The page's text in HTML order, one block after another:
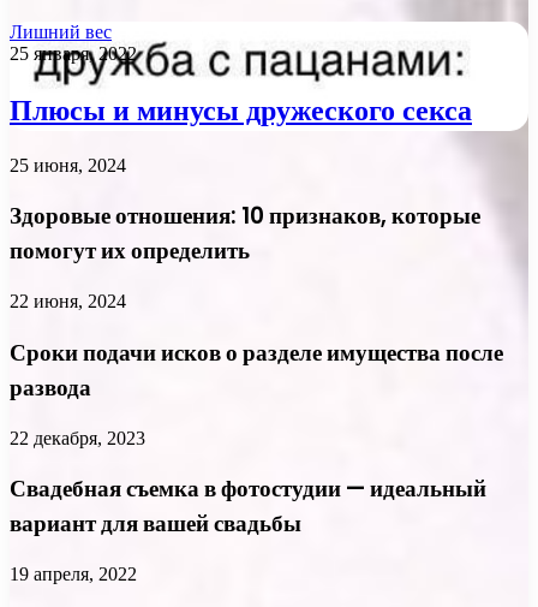
Лишний вес
25 января, 2022
Плюсы и минусы дружеского секса
25 июня, 2024
Здоровые отношения: 10 признаков, которые
помогут их определить
22 июня, 2024
Сроки подачи исков о разделе имущества после
развода
22 декабря, 2023
Свадебная съемка в фотостудии — идеальный
вариант для вашей свадьбы
19 апреля, 2022